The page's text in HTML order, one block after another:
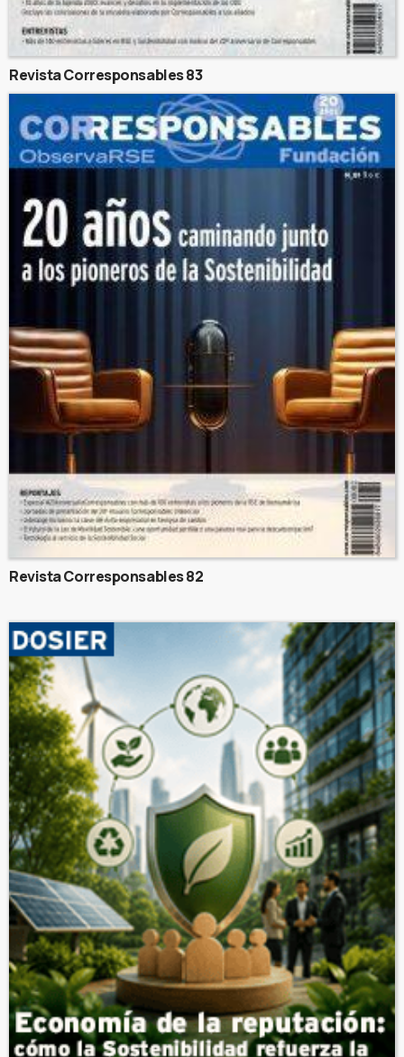
Revista Corresponsables 83
Revista Corresponsables 82